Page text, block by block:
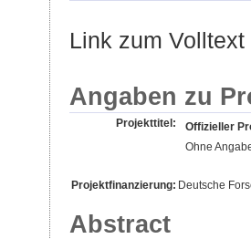
Link zum
Angaben zu
Projekttitel:
Offizieller
Ohne
Projektfinanzierung: Deutsche
Abstract